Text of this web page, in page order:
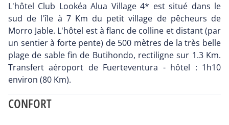
L'hôtel Club Lookéa Alua Village 4* est situé dans le
sud de l'île à 7 Km du petit village de pêcheurs de
Morro Jable. L'hôtel est à flanc de colline et distant (par
un sentier à forte pente) de 500 mètres de la très belle
plage de sable fin de Butihondo, rectiligne sur 1.3 Km.
Transfert aéroport de Fuerteventura - hôtel : 1h10
environ (80 Km).
CONFORT